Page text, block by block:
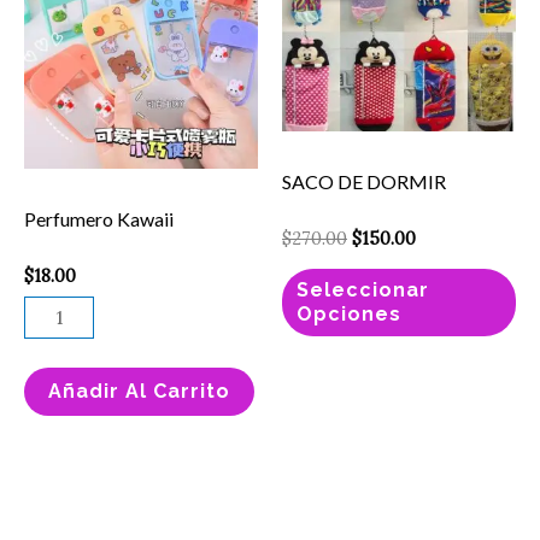
Perfumero Kawaii
$18.00
cantidad
Añadir Al Carrito
SACO DE DORMIR
$270.00
$270.00.
$150.00
$150.00.
Seleccionar
Opciones
en